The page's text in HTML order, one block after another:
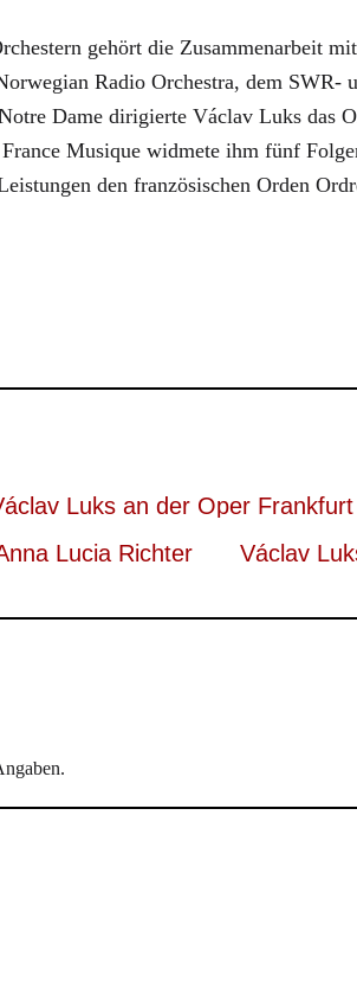
gehört die Zusammenarbeit
Radio Orchestra, dem SWR-
Dame dirigierte Václav Luks das
Musique widmete ihm fünf
den französischen Orden
Luks an der Oper Frankfurt
Lucia Richter
Václav